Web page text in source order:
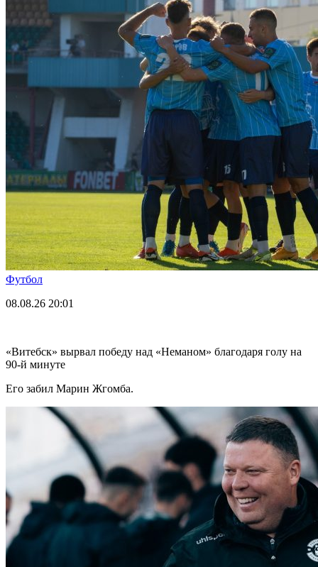
Футбол
08.08.26 20:01
«Витебск» вырвал победу над «Неманом» благодаря голу на
90-й минуте
Его забил Марин Жгомба.